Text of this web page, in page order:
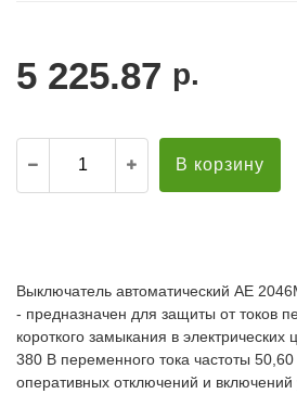
5 225.87 р.
В корзину
Выключатель автоматический АЕ
- предназначен для защиты от токов
короткого замыкания в
380 В переменного тока частоты
оперативных отключений и включений